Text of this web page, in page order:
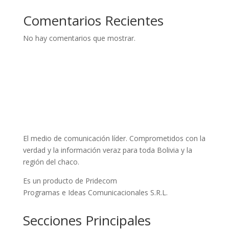
Comentarios Recientes
No hay comentarios que mostrar.
El medio de comunicación líder. Comprometidos con la
verdad y la información veraz para toda Bolivia y la
región del chaco.
Es un producto de Pridecom
Programas e Ideas Comunicacionales S.R.L.
Secciones Principales